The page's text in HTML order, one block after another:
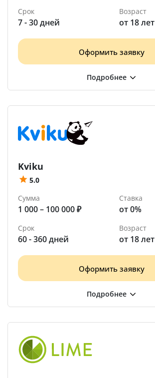
Срок
7 - 30 дней
Возраст
от 18 лет
Оформить заявку
Kviku
5.0
Сумма
1 000 – 100 000 ₽
Ставка
от 0%
Срок
60 - 360 дней
Возраст
от 18 лет
Оформить заявку